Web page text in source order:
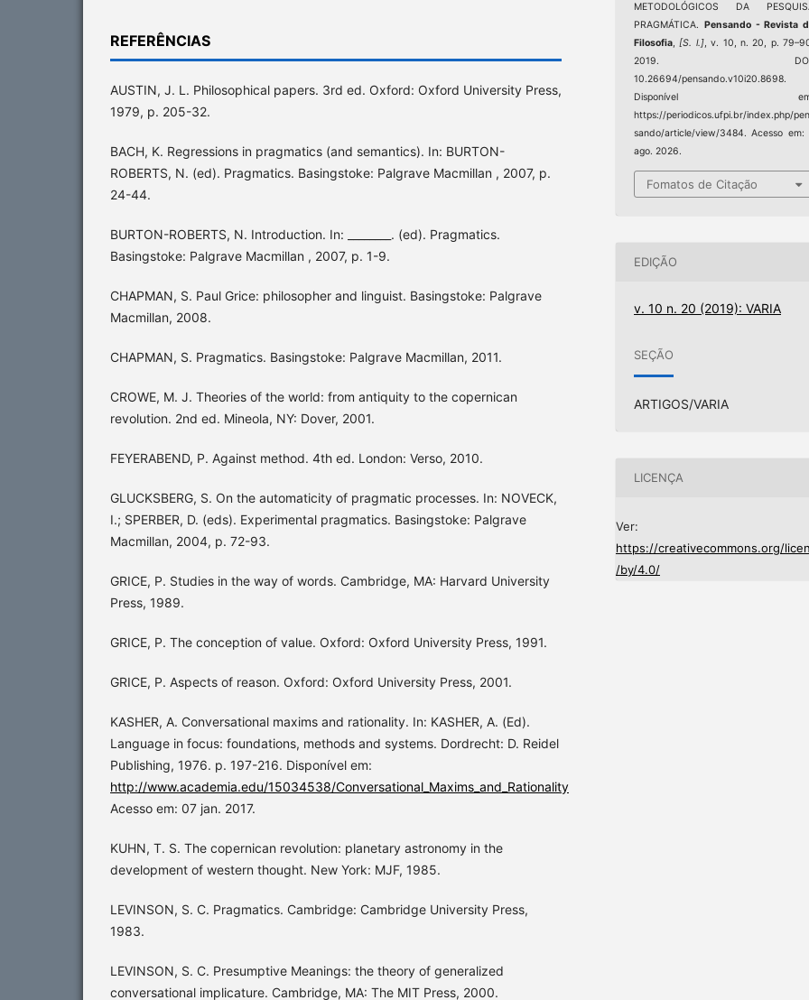
REFERÊNCIAS
AUSTIN, J. L. Philosophical papers. 3rd ed. Oxford: Oxford University Press,
1979, p. 205-32.
BACH, K. Regressions in pragmatics (and semantics). In: BURTON-
ROBERTS, N. (ed). Pragmatics. Basingstoke: Palgrave Macmillan , 2007, p.
24-44.
BURTON-ROBERTS, N. Introduction. In: ________. (ed). Pragmatics.
Basingstoke: Palgrave Macmillan , 2007, p. 1-9.
CHAPMAN, S. Paul Grice: philosopher and linguist. Basingstoke: Palgrave
Macmillan, 2008.
CHAPMAN, S. Pragmatics. Basingstoke: Palgrave Macmillan, 2011.
CROWE, M. J. Theories of the world: from antiquity to the copernican
revolution. 2nd ed. Mineola, NY: Dover, 2001.
FEYERABEND, P. Against method. 4th ed. London: Verso, 2010.
GLUCKSBERG, S. On the automaticity of pragmatic processes. In: NOVECK,
I.; SPERBER, D. (eds). Experimental pragmatics. Basingstoke: Palgrave
Macmillan, 2004, p. 72-93.
GRICE, P. Studies in the way of words. Cambridge, MA: Harvard University
Press, 1989.
GRICE, P. The conception of value. Oxford: Oxford University Press, 1991.
GRICE, P. Aspects of reason. Oxford: Oxford University Press, 2001.
KASHER, A. Conversational maxims and rationality. In: KASHER, A. (Ed).
Language in focus: foundations, methods and systems. Dordrecht: D. Reidel
Publishing, 1976. p. 197-216. Disponível em:
http://www.academia.edu/15034538/Conversational_Maxims_and_Rationality
Acesso em: 07 jan. 2017.
KUHN, T. S. The copernican revolution: planetary astronomy in the
development of western thought. New York: MJF, 1985.
LEVINSON, S. C. Pragmatics. Cambridge: Cambridge University Press,
1983.
LEVINSON, S. C. Presumptive Meanings: the theory of generalized
conversational implicature. Cambridge, MA: The MIT Press, 2000.
METODOLÓGICOS DA
PRAGMÁTICA. Pensando - Revista
Filosofia,[S. l.], v. 10, n. 20, p.
2019.
10.26694/pensando.v10i20.8698.
Disponível
https://periodicos.ufpi.br/index.php/
sando/article/view/3484. Acesso em:
ago. 2026.
Fomatos de Citação
EDIÇÃO
v. 10 n. 20 (2019): VARIA
SEÇÃO
ARTIGOS/VARIA
LICENÇA
Ver:
https://creativecommons.org/
/by/4.0/